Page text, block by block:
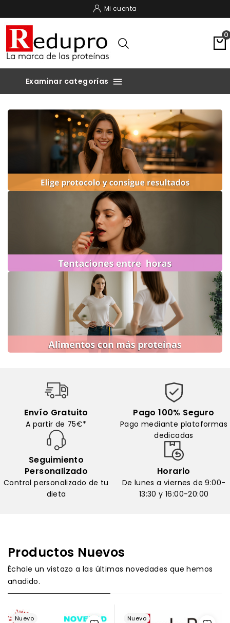
Mi cuenta
0

Envío Gratuito
A partir de 75€*
Seguimiento
Personalizado
Control personalizado de tu
dieta
Pago 100% Seguro
Pago mediante plataformas
dedicadas
Horario
De lunes a viernes de 9:00-
13:30 y 16:00-20:00
Productos Nuevos
Échale un vistazo a las últimas novedades que hemos
añadido.
Nuevo Nuevo